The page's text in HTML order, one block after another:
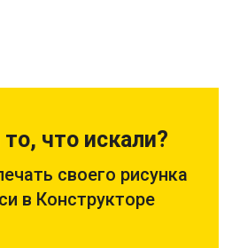
что искали?
своего рисунка
в Конструкторе